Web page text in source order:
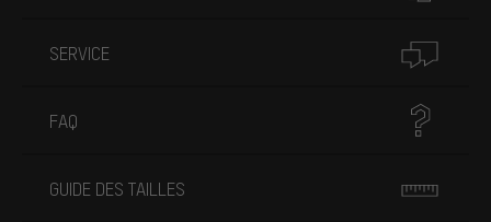
SERVICE
FAQ
GUIDE DES TAILLES